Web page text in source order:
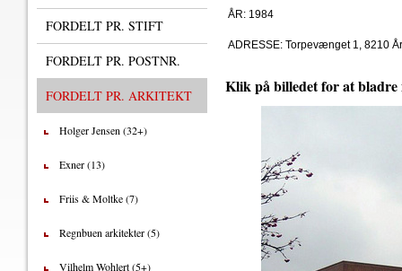
FORDELT PR. STIFT
FORDELT PR. POSTNR.
FORDELT PR. ARKITEKT
Holger Jensen (32+)
Exner (13)
Friis & Moltke (7)
Regnbuen arkitekter (5)
Vilhelm Wohlert (5+)
ÅR: 1984
ADRESSE: Torpevænget 1, 8210
Klik på billedet for at bladre